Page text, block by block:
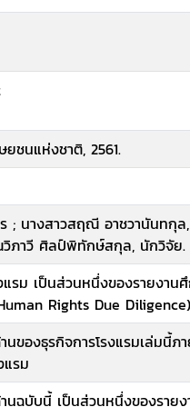
ชนแห่งชาติ, 2561.
; นางสาวสฤณี อาชวานันทกุล
ภาวี ศิลป์พิทักษ์สกุล, นักวิจัย.
รม เป็นส่วนหนึ่งของรายงาน
Rights Due Diligence)
องธุรกิจการโรงแรมเล่มนี้ภ
รม
ฉบับนี้ เป็นส่วนหนึ่งของรายง